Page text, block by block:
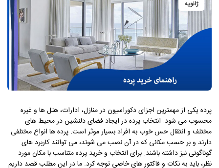
ژانویه
پرده یکی از مهمترین اجزای دکوراسیون در منازل، ادارات، هتل ها و غیره
محسوب می شود. انتخاب پرده در ایجاد فضای دلنشین در محیط های
مختلف و انتقال حس خوب به افراد بسیار موثر است. پرده ها انواع مختلفی
دارند و بر حسب مکانی که در آن نصب می شوند، می توانند کاربرد های
گوناگونی نیز داشته باشند. برای انتخاب و خرید پرده متناسب با مکان مورد
نظر، باید به نکات و فاکتور های خاصی توجه کرد. ما در این مطلب قصد داریم